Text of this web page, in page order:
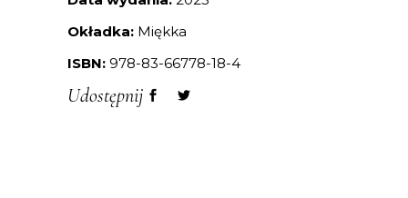
Okładka: Miękka
ISBN: 978-83-66778-18-4
Udostępnij